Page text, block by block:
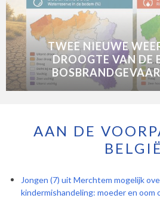
TWEE NIEUWE
DROOGTE VAN DE
AAN DE
BELGIË
Jongen (7) uit Merchtem mogelijk
kindermishandeling: moeder en oom